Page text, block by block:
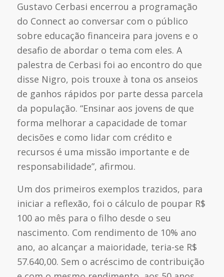
Gustavo Cerbasi encerrou a programação
do Connect ao conversar com o público
sobre educação financeira para jovens e o
desafio de abordar o tema com eles. A
palestra de Cerbasi foi ao encontro do que
disse Nigro, pois trouxe à tona os anseios
de ganhos rápidos por parte dessa parcela
da população. “Ensinar aos jovens de que
forma melhorar a capacidade de tomar
decisões e como lidar com crédito e
recursos é uma missão importante e de
responsabilidade”, afirmou.
Um dos primeiros exemplos trazidos, para
iniciar a reflexão, foi o cálculo de poupar R$
100 ao mês para o filho desde o seu
nascimento. Com rendimento de 10% ano
ano, ao alcançar a maioridade, teria-se R$
57.640,00. Sem o acréscimo de contribuição